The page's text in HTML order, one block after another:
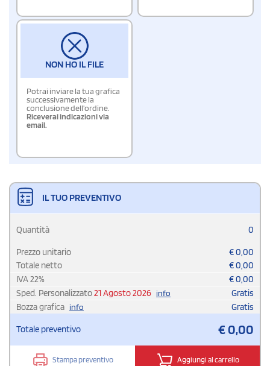
NON HO IL FILE
Potrai inviare la tua grafica
successivamente la
conclusione dell'ordine.
Riceverai indicazioni via
email.
IL TUO PREVENTIVO
Quantità 0
Prezzo unitario €0,00
Totale netto
€0,00
IVA22% €0,00
Sped. Personalizzato21 Agosto 2026 info
Gratis
Bozza grafica info Gratis
Totale preventivo €0,00
Stampa preventivo Aggiungi al carrello